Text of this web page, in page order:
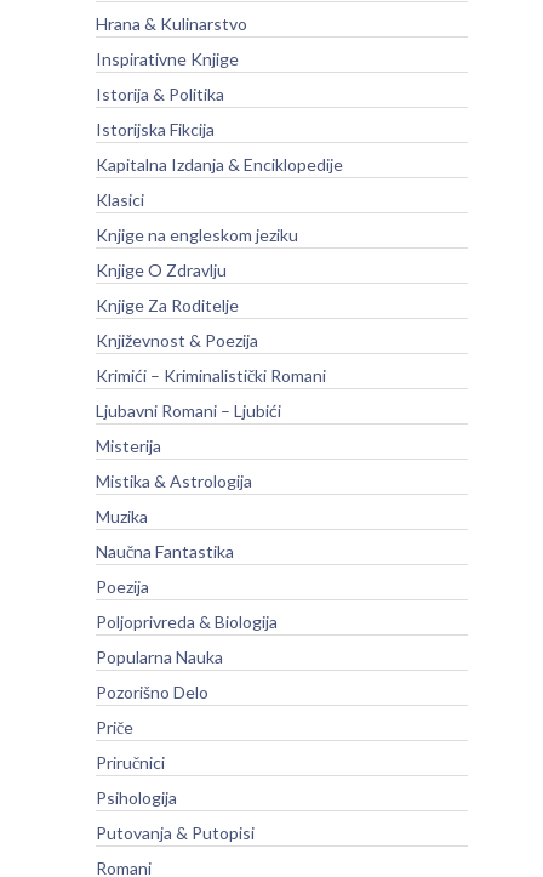
Hrana & Kulinarstvo
Inspirativne Knjige
Istorija & Politika
Istorijska Fikcija
Kapitalna Izdanja & Enciklopedije
Klasici
Knjige na engleskom jeziku
Knjige O Zdravlju
Knjige Za Roditelje
Književnost & Poezija
Krimići – Kriminalistički Romani
Ljubavni Romani – Ljubići
Misterija
Mistika & Astrologija
Muzika
Naučna Fantastika
Poezija
Poljoprivreda & Biologija
Popularna Nauka
Pozorišno Delo
Priče
Priručnici
Psihologija
Putovanja & Putopisi
Romani